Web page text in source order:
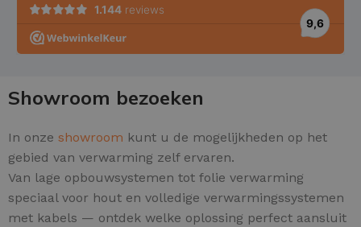
Showroom bezoeken
In onze showroom kunt u de mogelijkheden op het
gebied van verwarming zelf ervaren.
Van lage opbouwsystemen tot folie verwarming
speciaal voor hout en volledige verwarmingssystemen
met kabels — ontdek welke oplossing perfect aansluit